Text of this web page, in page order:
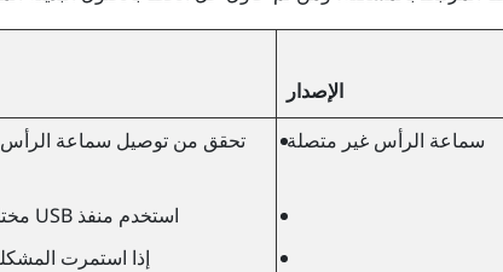
الإصدار
سماعة الرأس غير متصلة
تحقق من توصيل سماعة الرأس
استخدم منفذ USB مختلف على جهاز الكمبيوتر.
إذا استمرت